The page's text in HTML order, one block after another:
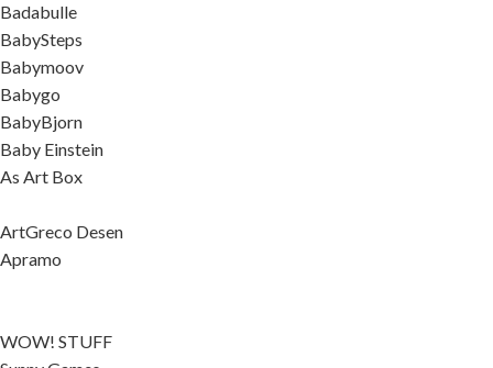
Badabulle
BabySteps
Babymoov
Babygo
BabyBjorn
Baby Einstein
As Art Box
ArtGreco Desen
Apramo
WOW! STUFF